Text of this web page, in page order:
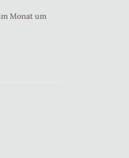
Monat um